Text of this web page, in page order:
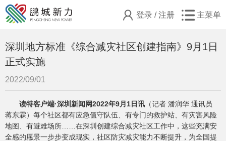
登录 /注册 主菜单
深圳地方标准《综合减灾社区创建指南》9月1日
正式实施
2022/09/01
读特客户端·深圳新闻网2022年9月1日讯 （记者 潘润华 通讯员
蒋东霖）每个社区都有应急值守队伍、有专门的救护站、有灾害风险
地图、有避难场所……在深圳创建综合减灾社区工作中，这些充满安
全感的愿景一步步变成现实，社区防灾减灾能力不断提升，为全国提